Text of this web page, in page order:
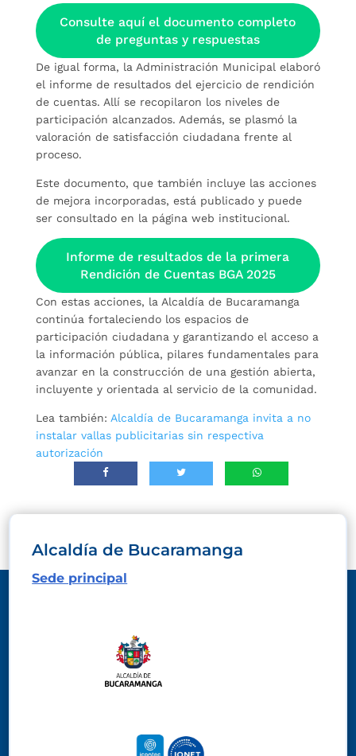
Consulte aquí el documento completo
de preguntas y respuestas
De igual forma, la Administración Municipal elaboró
el informe de resultados del ejercicio de rendición
de cuentas. Allí se recopilaron los niveles de
participación alcanzados. Además, se plasmó la
valoración de satisfacción ciudadana frente al
proceso.
Este documento, que también incluye las acciones
de mejora incorporadas, está publicado y puede
ser consultado en la página web institucional.
Informe de resultados de la primera
Rendición de Cuentas BGA 2025
Con estas acciones, la Alcaldía de Bucaramanga
continúa fortaleciendo los espacios de
participación ciudadana y garantizando el acceso a
la información pública, pilares fundamentales para
avanzar en la construcción de una gestión abierta,
incluyente y orientada al servicio de la comunidad.
Lea también: Alcaldía de Bucaramanga invita a no
instalar vallas publicitarias sin respectiva
autorización
Alcaldía de Bucaramanga
Sede principal